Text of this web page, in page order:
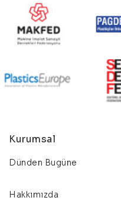
Kurumsal
Dünden Bugüne
Hakkımızda